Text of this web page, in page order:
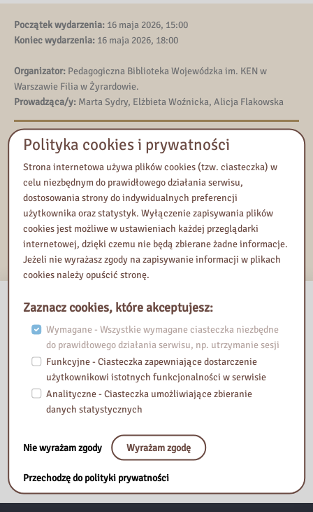
Początek wydarzenia: 16 maja 2026, 15:00
Koniec wydarzenia: 16 maja 2026, 18:00
Organizator: Pedagogiczna Biblioteka Wojewódzka im. KEN w
Warszawie Filia w Żyrardowie.
Prowadząca/y: Marta Sydry, Elżbieta Woźnicka, Alicja Flakowska
Kontakt
E-mail:
pbw.zyrardow@pbw.waw.pl
Dodaj do Kalendarza Google
Eksportuj iCal
Polityka cookies i prywatności
Strona internetowa używa plików cookies (tzw. ciasteczka) w
celu niezbędnym do prawidłowego działania serwisu,
dostosowania strony do indywidualnych preferencji
użytkownika oraz statystyk. Wyłączenie zapisywania plików
cookies jest możliwe w ustawieniach każdej przeglądarki
internetowej, dzięki czemu nie będą zbierane żadne informacje.
Jeżeli nie wyrażasz zgody na zapisywanie informacji w plikach
cookies należy opuścić stronę.
Zaznacz cookies, które akceptujesz:
Wymagane - Wszystkie wymagane ciasteczka niezbędne
do prawidłowego działania serwisu, np. utrzymanie sesji
Funkcyjne - Ciasteczka zapewniające dostarczenie
użytkownikowi istotnych funkcjonalności w serwisie
Analityczne - Ciasteczka umożliwiające zbieranie
danych statystycznych
Nie wyrażam zgody Wyrażam zgodę
Przechodzę do polityki prywatności